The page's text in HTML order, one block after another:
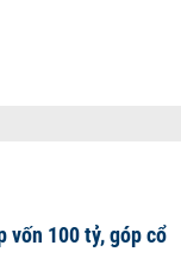
vốn 100 tỷ, góp cổ